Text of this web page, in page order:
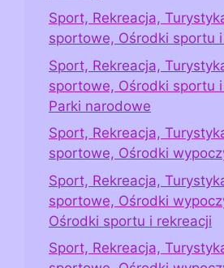
Sport, Rekreacja,
sportowe, Ośrodki sportu
Sport, Rekreacja,
sportowe, Ośrodki sportu
Parki narodowe
Sport, Rekreacja,
sportowe, Ośrodki
Sport, Rekreacja,
sportowe, Ośrodki
Ośrodki sportu i rekreacji
Sport, Rekreacja,